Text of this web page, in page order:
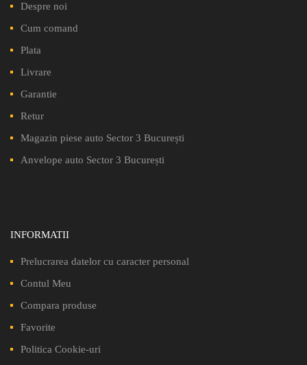
Despre noi
Cum comand
Plata
Livrare
Garantie
Retur
Magazin piese auto Sector 3 București
Anvelope auto Sector 3 București
INFORMATII
Prelucrarea datelor cu caracter personal
Contul Meu
Compara produse
Favorite
Politica Cookie-uri